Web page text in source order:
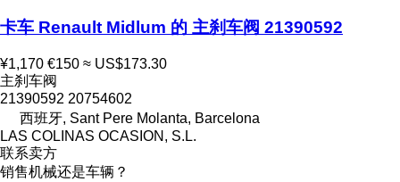
卡车 Renault Midlum 的 主刹车阀 21390592
¥1,170 €150 ≈ US$173.30
主刹车阀
21390592 20754602
西班牙, Sant Pere Molanta, Barcelona
LAS COLINAS OCASION, S.L.
联系卖方
销售机械还是车辆？